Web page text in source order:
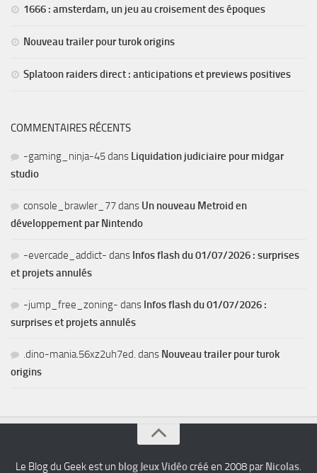
1666 : amsterdam, un jeu au croisement des époques
Nouveau trailer pour turok origins
Splatoon raiders direct : anticipations et previews positives
COMMENTAIRES RÉCENTS
-gaming_ninja-45dans Liquidation judiciaire pour midgar
studio
console_brawler_77dans Un nouveau Metroid en
développement par Nintendo
-evercade_addict- dans Infos flash du 01/07/2026 : surprises
et projets annulés
-jump_free_zoning- dans Infos flash du 01/07/2026 :
surprises et projets annulés
.dino-mania.56xz2uh7ed. dans Nouveau trailer pour turok
origins
Le Blog du Geek est un blog Jeux Vidéocréé en 2008 par Nicolas.